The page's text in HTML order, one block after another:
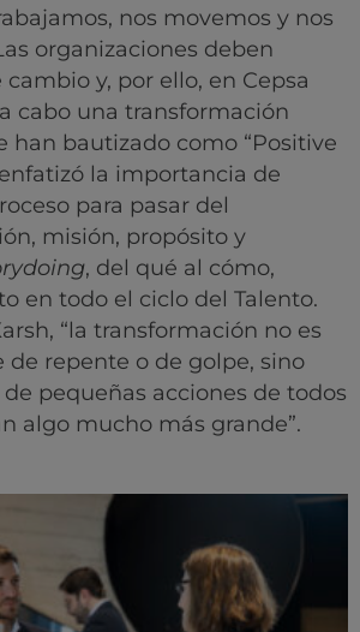
nos movemos y nos
organizaciones deben
y, por ello, en Cepsa
cabo una transformación
han bautizado como “Positive
la importancia de
para pasar del
misión, propósito y
, del qué al cómo,
en todo el ciclo del Talento.
“la transformación no es
de repente o de golpe, sino
pequeñas acciones de todos
algo mucho más grande”.